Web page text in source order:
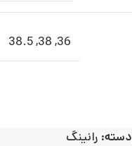
36
,
38
,
38.5
دسته: رانینگ